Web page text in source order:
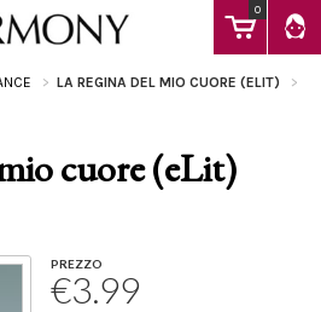
0
LA REGINA DEL MIO CUORE (ELIT)
cuore (eLit)
PREZZO
€3.99